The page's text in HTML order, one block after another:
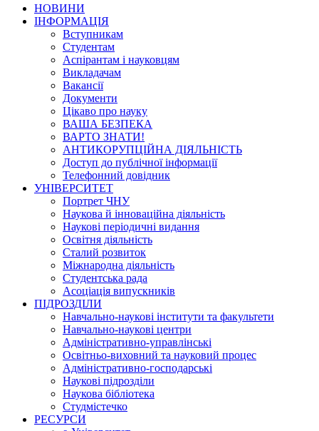
НОВИНИ
ІНФОРМАЦІЯ
Вступникам
Студентам
Аспірантам і науковцям
Викладачам
Вакансії
Документи
Цікаво про науку
ВАША БЕЗПЕКА
ВАРТО ЗНАТИ!
АНТИКОРУПЦІЙНА ДІЯЛЬНІСТЬ
Доступ до публічної інформації
Телефонний довідник
УНІВЕРСИТЕТ
Портрет ЧНУ
Наукова й інноваційна діяльність
Наукові періодичні видання
Освітня діяльність
Сталий розвиток
Міжнародна діяльність
Студентська рада
Асоціація випускників
ПІДРОЗДІЛИ
Навчально-наукові інститути та факультети
Навчально-наукові центри
Адміністративно-управлінські
Освітньо-виховний та науковий процес
Адміністративно-господарські
Наукові підрозділи
Наукова бібліотека
Студмістечко
РЕСУРСИ